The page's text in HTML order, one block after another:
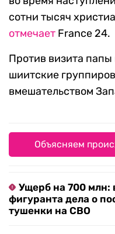
сотни тысяч
отмечает France 24.
Против визита
шиитские
вмешательством
Объясняем
Ущерб на 700 млн:
фигуранта дела о
тушенки на СВО